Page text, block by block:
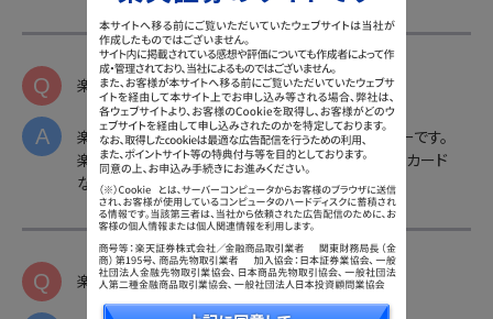
Q 楽天ペイ残高と「楽天Edy」との違いは？
A
楽天Edyは、チャージしてご利用いただく電子マネーです。
楽天ペイ残高はオンライン上の電子マネーのため、カード
などの現物がなくてもご利用が可能です。
Q 楽天ペイ残高と「楽天ペイアプリ」との関係は？